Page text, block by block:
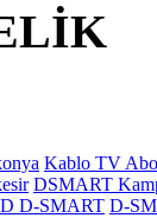
Kablo TV
DSMART
D-SMART D-